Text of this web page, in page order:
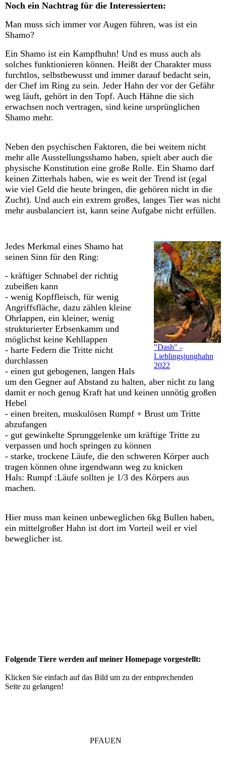
Noch ein Nachtrag für die Interessierten:
Man muss sich immer vor Augen führen, was ist ein
Shamo?
Ein Shamo ist ein Kampfhuhn! Und es muss auch als
solches funktionieren können. Heißt der Charakter muss
furchtlos, selbstbewusst und immer darauf bedacht sein,
der Chef im Ring zu sein. Jeder Hahn der vor der Gefähr
weg läuft, gehört in den Topf. Auch Hähne die sich
erwachsen noch vertragen, sind keine ursprünglichen
Shamo mehr.
Neben den psychischen Faktoren, die bei weitem nicht
mehr alle Ausstellungsshamo haben, spielt aber auch die
physische Konstitution eine große Rolle. Ein Shamo darf
keinen Zitterhals haben, wie es weit der Trend ist (egal
wie viel Geld die heute bringen, die gehören nicht in die
Zucht). Und auch ein extrem großes, langes Tier was nicht
mehr ausbalanciert ist, kann seine Aufgabe nicht erfüllen.
"Dash" -
Lieblingsjunghahn
2022
Jedes Merkmal eines Shamo hat
seinen Sinn für den Ring:
- kräftiger Schnabel der richtig
zubeißen kann
- wenig Kopffleisch, für wenig
Angriffsfläche, dazu zählen kleine
Ohrlappen, ein kleiner, wenig
strukturierter Erbsenkamm und
möglichst keine Kehllappen
- harte Federn die Tritte nicht
durchlassen
- einen gut gebogenen, langen Hals
um den Gegner auf Abstand zu halten, aber nicht zu lang
damit er noch genug Kraft hat und keinen unnötig großen
Hebel
- einen breiten, muskulösen Rumpf + Brust um Tritte
abzufangen
- gut gewinkelte Sprunggelenke um kräftige Tritte zu
verpassen und hoch springen zu können
- starke, trockene Läufe, die den schweren Körper auch
tragen können ohne irgendwann weg zu knicken
Hals: Rumpf :Läufe sollten je 1/3 des Körpers aus
machen.
Hier muss man keinen unbeweglichen 6kg Bullen haben,
ein mittelgroßer Hahn ist dort im Vorteil weil er viel
beweglicher ist.
Folgende Tiere werden auf meiner Homepage vorgestellt:
Klicken Sie einfach auf das Bild um zu der entsprechenden
Seite zu gelangen!
PFAUEN